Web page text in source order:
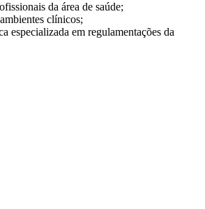
da área de saúde;
clínicos;
especializada em regulamentações da